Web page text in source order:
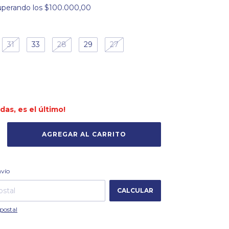
los $100.000,00
31 33 28 29 27
es el último!
CALCULAR